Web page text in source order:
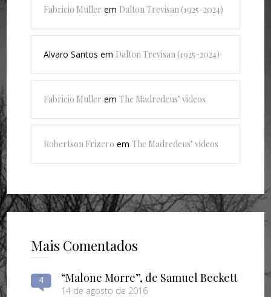
Fabricio Muller em Dalton Trevisan (1925-2024)
Alvaro Santos em Dalton Trevisan (1925-2024)
Fabricio Muller emThe Madredeus’ videos
Robertson Frizero emThe Madredeus’ videos
Mais Comentados
4 “Malone Morre”, de Samuel Beckett
14 de agosto de 2016